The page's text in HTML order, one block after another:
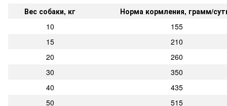
Вес собаки, кг
Норма кормления, грамм/
10
155
15
210
20
260
30
350
40
435
50
515